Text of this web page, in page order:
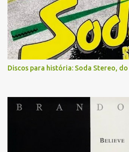
Discos para história: Soda Stereo,